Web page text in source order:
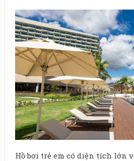
Hồ bơi trẻ em có diện tích lớn